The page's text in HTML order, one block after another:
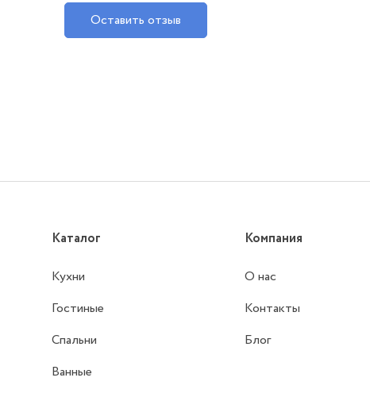
Оставить отзыв
Каталог
Кухни
Гостиные
Спальни
Ванные
Компания
О нас
Контакты
Блог